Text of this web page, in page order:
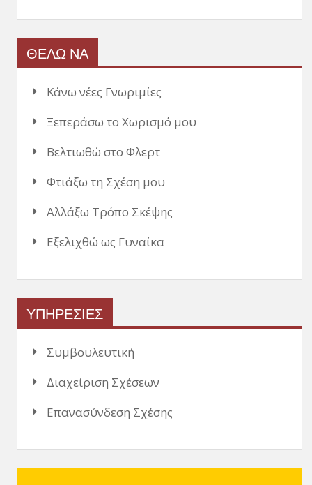
ΘΕΛΩ ΝΑ
Κάνω νέες Γνωριμίες
Ξεπεράσω το Χωρισμό μου
Βελτιωθώ στο Φλερτ
Φτιάξω τη Σχέση μου
Αλλάξω Τρόπο Σκέψης
Εξελιχθώ ως Γυναίκα
ΥΠΗΡΕΣΙΕΣ
Συμβουλευτική
Διαχείριση Σχέσεων
Επανασύνδεση Σχέσης